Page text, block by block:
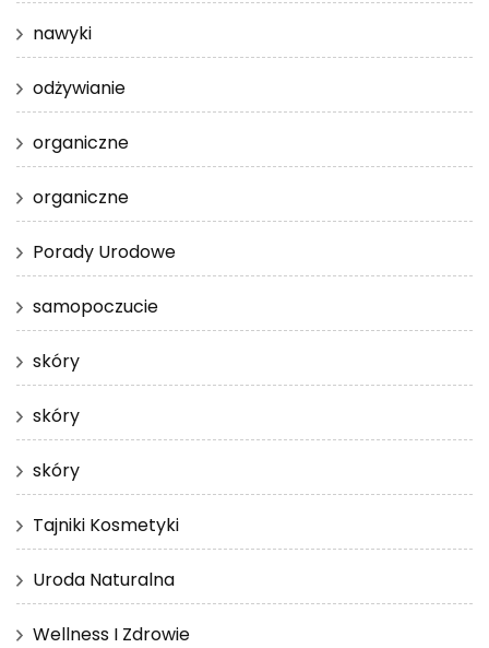
nawyki
odżywianie
organiczne
organiczne
Porady Urodowe
samopoczucie
skóry
skóry
skóry
Tajniki Kosmetyki
Uroda Naturalna
Wellness I Zdrowie